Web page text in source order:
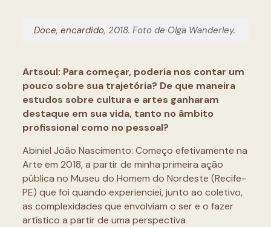
Doce, encardido, 2018. Foto de Olga Wanderley.
Artsoul: Para começar, poderia nos contar um
pouco sobre sua trajetória? De que maneira
estudos sobre cultura e artes ganharam
destaque em sua vida, tanto no âmbito
profissional como no pessoal?
Abiniel João Nascimento: Começo efetivamente na
Arte em 2018, a partir de minha primeira ação
pública no Museu do Homem do Nordeste (Recife-
PE) que foi quando experienciei, junto ao coletivo,
as complexidades que envolviam o ser e o fazer
artístico a partir de uma perspectiva